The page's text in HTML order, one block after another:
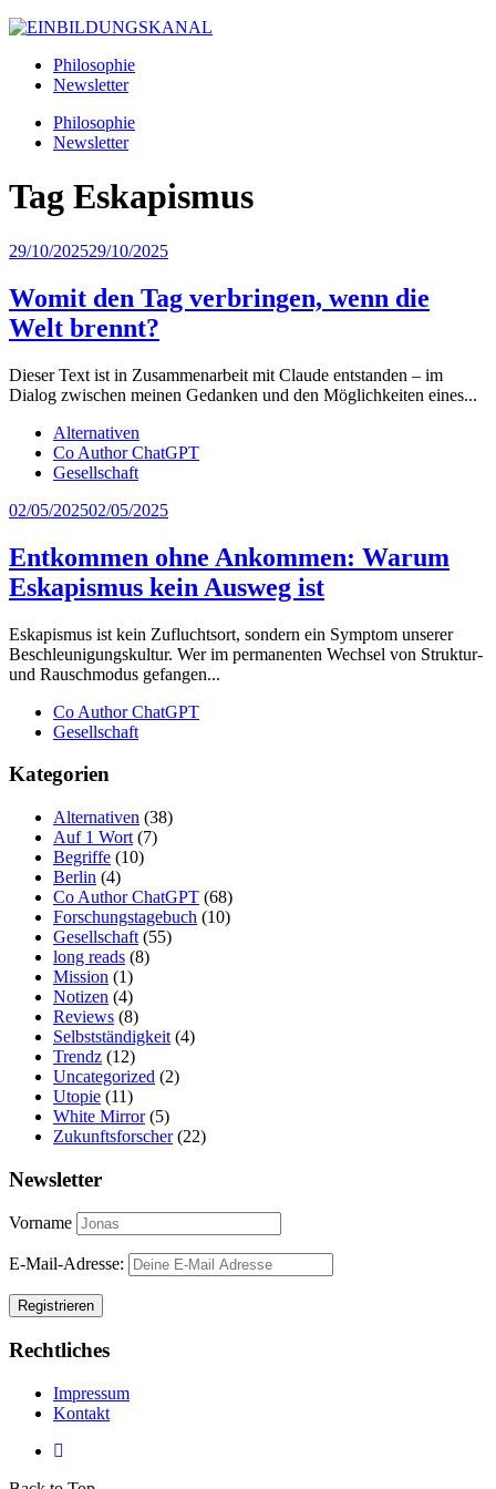
Philosophie
Newsletter
Philosophie
Newsletter
Tag Eskapismus
29/10/202529/10/2025
Womit den Tag verbringen, wenn die
Welt brennt?
Dieser Text ist in Zusammenarbeit mit Claude entstanden – im
Dialog zwischen meinen Gedanken und den Möglichkeiten eines...
Alternativen
Co Author ChatGPT
Gesellschaft
02/05/202502/05/2025
Entkommen ohne Ankommen: Warum
Eskapismus kein Ausweg ist
Eskapismus ist kein Zufluchtsort, sondern ein Symptom unserer
Beschleunigungskultur. Wer im permanenten Wechsel von Struktur-
und Rauschmodus gefangen...
Co Author ChatGPT
Gesellschaft
Kategorien
Alternativen (38)
Auf 1 Wort (7)
Begriffe (10)
Berlin (4)
Co Author ChatGPT (68)
Forschungstagebuch (10)
Gesellschaft (55)
long reads (8)
Mission (1)
Notizen (4)
Reviews (8)
Selbstständigkeit (4)
Trendz (12)
Uncategorized (2)
Utopie (11)
White Mirror(5)
Zukunftsforscher(22)
Newsletter
Vorname
E-Mail-Adresse:
Rechtliches
Impressum
Kontakt